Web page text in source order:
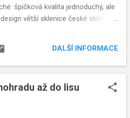
špičková kvalita jednoduchý, ale
větší sklenice české sklo
rakouského nebo slovenského
k dlouhé historii českého skla
Plzně.
DALŠÍ INFORMACE
až do lisu